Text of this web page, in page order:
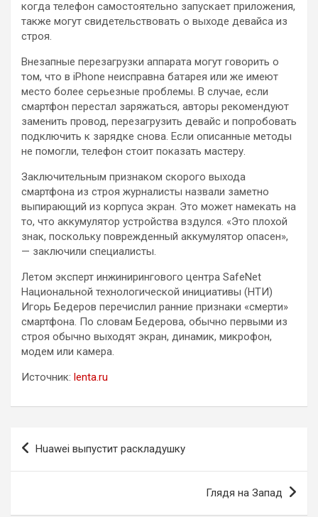
когда телефон самостоятельно запускает приложения,
также могут свидетельствовать о выходе девайса из
строя.
Внезапные перезагрузки аппарата могут говорить о
том, что в iPhone неисправна батарея или же имеют
место более серьезные проблемы. В случае, если
смартфон перестал заряжаться, авторы рекомендуют
заменить провод, перезагрузить девайс и попробовать
подключить к зарядке снова. Если описанные методы
не помогли, телефон стоит показать мастеру.
Заключительным признаком скорого выхода
смартфона из строя журналисты назвали заметно
выпирающий из корпуса экран. Это может намекать на
то, что аккумулятор устройства вздулся. «Это плохой
знак, поскольку поврежденный аккумулятор опасен»,
— заключили специалисты.
Летом эксперт инжинирингового центра SafeNet
Национальной технологической инициативы (НТИ)
Игорь Бедеров перечислил ранние признаки «смерти»
смартфона. По словам Бедерова, обычно первыми из
строя обычно выходят экран, динамик, микрофон,
модем или камера.
Источник: lenta.ru
Навигация
Huawei выпустит раскладушку
Глядя на Запад